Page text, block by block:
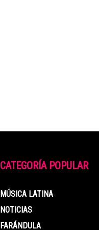
CATEGORÍA POPULAR
MÚSICA LATINA
NOTICIAS
FARÁNDULA